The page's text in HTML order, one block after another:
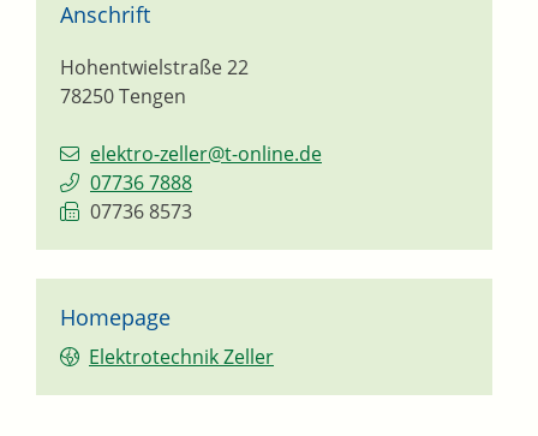
Anschrift
Hohentwielstraße 22
78250Tengen
elektro-zeller@t-online.de
07736 7888
07736 8573
Homepage
Elektrotechnik Zeller